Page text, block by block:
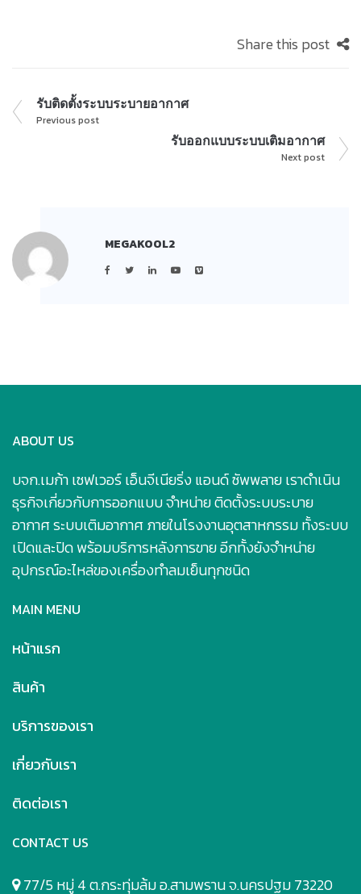
Share this post
รับติดตั้งระบบระบายอากาศ
Previous post
รับออกแบบระบบเติมอากาศ
Next post
MEGAKOOL2
ABOUT US
บจก.เมก้า เซฟเวอร์ เอ็นจีเนียริ่ง แอนด์ ซัพพลาย เราดำเนิน
ธุรกิจเกี่ยวกับการออกแบบ จำหน่าย ติดตั้งระบบระบาย
อากาศ ระบบเติมอากาศ ภายในโรงงานอุตสาหกรรม ทั้งระบบ
เปิดและปิด พร้อมบริการหลังการขาย อีกทั้งยังจำหน่าย
อุปกรณ์อะไหล่ของเครื่องทำลมเย็นทุกชนิด
MAIN MENU
หน้าแรก
สินค้า
บริการของเรา
เกี่ยวกับเรา
ติดต่อเรา
CONTACT US
77/5 หมู่ 4 ต.กระทุ่มล้ม อ.สามพราน จ.นครปฐม 73220